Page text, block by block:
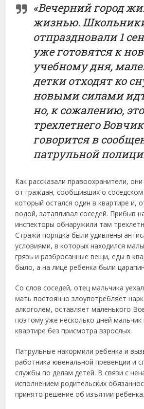
«Вечерний город
жизнью.
отпраздновали 1
уже готовятся к
учебному дня,
детки отходят ко
новыми силами
но, к сожалению,
трехлетнего
говорится в
патрульной
Как рассказали правоохранители,
от граждан, сообщивших о
который остался один в квартире и,
водой, затапливал соседей. Прибыв
инспекторы обнаружили там
Стражи порядка были удивлены
условиями, в которых находился
грязь и разбросанные вещи, еды в
было, а на лице ребенка были
Со слов соседей, отец мальчика
мать постоянно злоупотребляет
алкоголем, оставляет маленького
поэтому уже несколько дней мальчик
квартире без присмотра взрослых.
Патрульные накормили ребенка и
работника ювенальной превенции и
службы по делам детей. В связи с
исполнением родительских
принято решение об изъятии ребенка.